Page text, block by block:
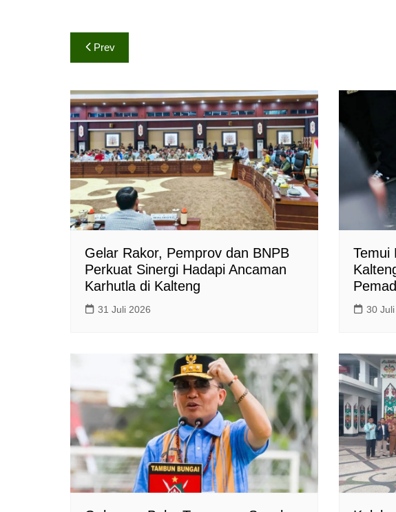
t
s
p
p
e
b
o
k
n
k
Navigasi
pos
Prev
Gelar Rakor, Pemprov dan BNPB
Perkuat Sinergi Hadapi Ancaman
Karhutla di Kalteng
31 Juli 2026
Temui
30